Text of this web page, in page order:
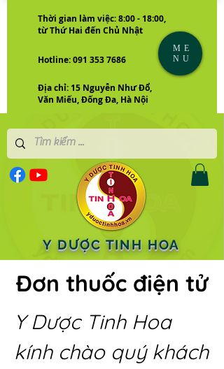
Thời gian làm việc: 8:00 - 18:00,
từ Thứ Hai đến Chủ Nhật
Hotline: 091 353 7686
Địa chỉ: 15 Nguyễn Như Đổ,
Văn Miếu, Đống Đa, Hà Nội
Y DƯỢC TINH HOA
ME
NU
Đơn thuốc điện tử
Y Dược Tinh Hoa
kính chào quý khách